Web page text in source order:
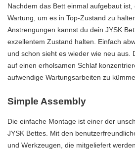
Nachdem das Bett einmal aufgebaut
Wartung, um es in Top-Zustand zu
Anstrengungen kannst du dein JYSK
exzellentem Zustand halten. Einfach
und schon sieht es wieder wie neu aus.
auf einen erholsamen Schlaf
aufwendige Wartungsarbeiten zu
Simple Assembly
Die einfache Montage ist einer der
JYSK Bettes. Mit den
und Werkzeugen, die mitgeliefert